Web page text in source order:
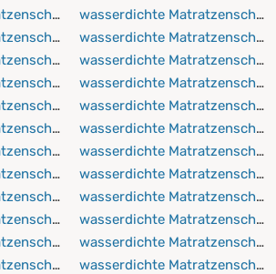
50x90 cm
50x100 cm
60x120 cm
60x190 cm
60x200 cm
60x210 cm
60x220 cm
70x140 cm
70x160 cm
70x190 cm
70x200 cm
70x210 cm
wasserdichte
wasserdichte
wasserdichte
wasserdichte
wasserdichte
wasserdichte
wasserdichte
wasserdichte
wasserdichte
wasserdichte
wasserdichte
wasserdichte